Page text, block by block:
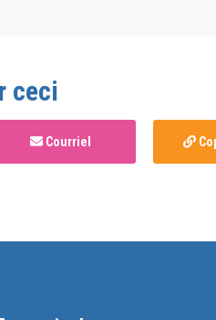
ceci
Courriel